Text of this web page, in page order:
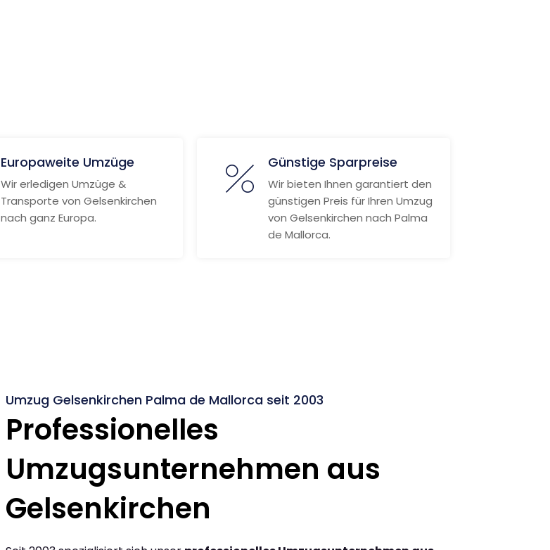
Europaweite Umzüge
Wir erledigen Umzüge &
Transporte von Gelsenkirchen
nach ganz Europa.
Günstige Sparpreise
Wir bieten Ihnen garantiert den
günstigen Preis für Ihren Umzug
von Gelsenkirchen nach Palma
de Mallorca.
Umzug Gelsenkirchen Palma de Mallorca seit 2003
Professionelles
Umzugsunternehmen aus
Gelsenkirchen